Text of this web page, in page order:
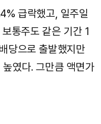
급락했고, 일주일
통주도 같은 기간 1
당으로 출발했지만
였다. 그만큼 액면가